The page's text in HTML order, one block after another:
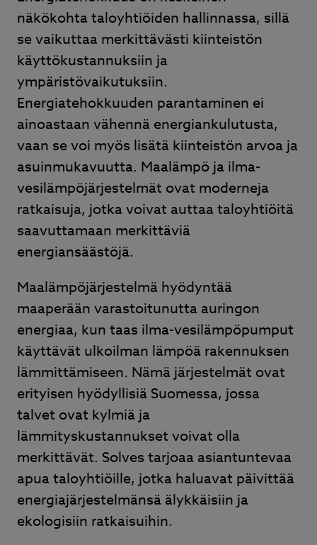
näkökohta taloyhtiöiden hallinnassa, sillä
se vaikuttaa merkittävästi kiinteistön
käyttökustannuksiin ja
ympäristövaikutuksiin.
Energiatehokkuuden parantaminen ei
ainoastaan vähennä energiankulutusta,
vaan se voi myös lisätä kiinteistön arvoa ja
asuinmukavuutta. Maalämpö ja ilma-
vesilämpöjärjestelmät ovat moderneja
ratkaisuja, jotka voivat auttaa taloyhtiöitä
saavuttamaan merkittäviä
energiansäästöjä.
Maalämpöjärjestelmä hyödyntää
maaperään varastoitunutta auringon
energiaa, kun taas ilma-vesilämpöpumput
käyttävät ulkoilman lämpöä rakennuksen
lämmittämiseen. Nämä järjestelmät ovat
erityisen hyödyllisiä Suomessa, jossa
talvet ovat kylmiä ja
lämmityskustannukset voivat olla
merkittävät. Solves tarjoaa asiantuntevaa
apua taloyhtiöille, jotka haluavat päivittää
energiajärjestelmänsä älykkäisiin ja
ekologisiin ratkaisuihin.
Lähetä
Ilmalämpöpumpusta nopea tarjous, nopea
toimitus ja ammattitaitoinen asennus. Hyvät
neuvot kaupan päälle.
Juhani Kuntsi
Page
of